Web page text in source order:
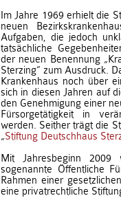
Im Jahre 1969 erhielt die
neuen
Aufgaben, die jedoch
tatsächliche
der neuen Benennung
Sterzing“ zum Ausdruck.
Krankenhaus noch über
sich in diesen Jahren auf
den Genehmigung einer
Fürsorgetätigkeit in
werden. Seither trägt die
„Stiftung Deutschhaus
Mit Jahresbeginn
sogenannte Öffentliche
Rahmen einer
eine privatrechtliche